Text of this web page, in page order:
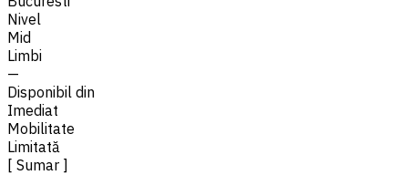
Nivel
Mid
Limbi
—
Disponibil din
Imediat
Mobilitate
Limitată
[ Sumar ]